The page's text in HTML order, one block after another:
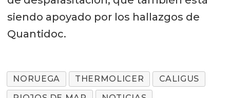
siendo apoyado por los hallazgos de
Quantidoc.
NORUEGA THERMOLICER
CALIGUS